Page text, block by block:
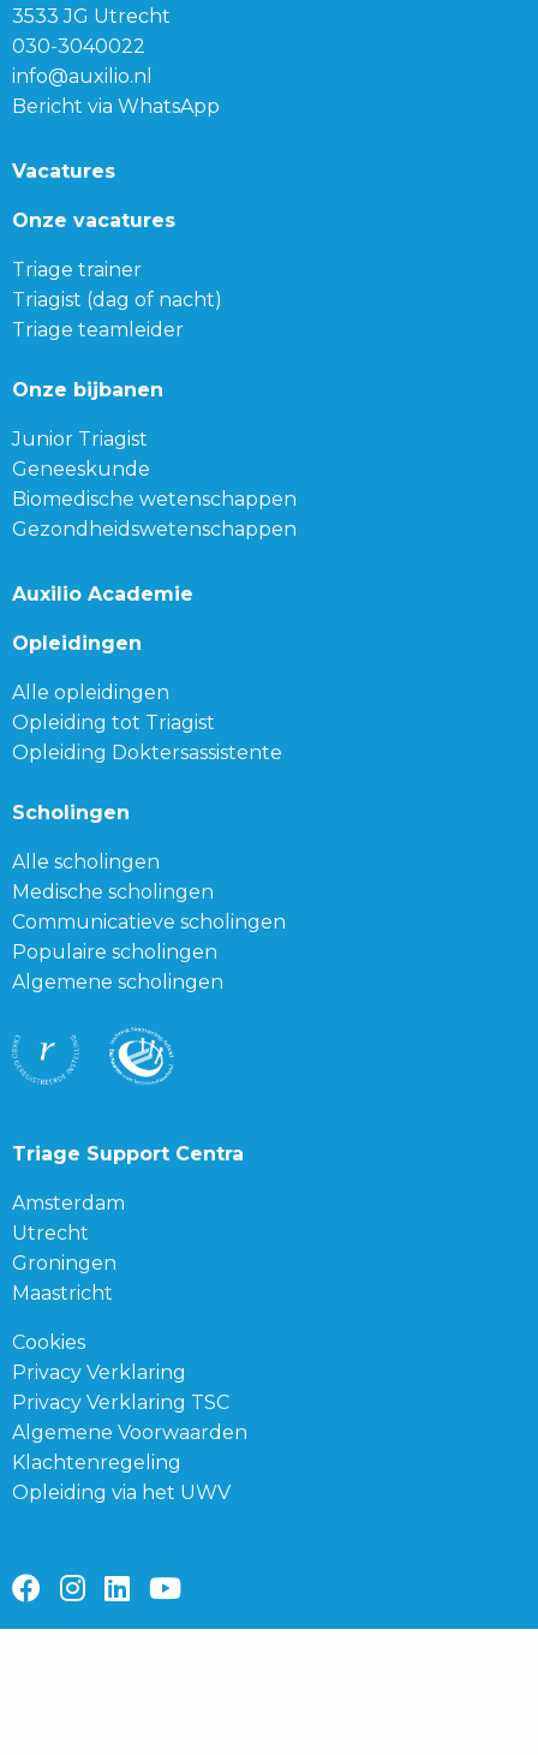
3533 JG Utrecht
030-3040022
info@auxilio.nl
Bericht via WhatsApp
Vacatures
Onze vacatures
Triage trainer
Triagist (dag of nacht)
Triage teamleider
Onze bijbanen
Junior Triagist
Geneeskunde
Biomedische wetenschappen
Gezondheidswetenschappen
Auxilio Academie
Opleidingen
Alle opleidingen
Opleiding tot Triagist
Opleiding Doktersassistente
Scholingen
Alle scholingen
Medische scholingen
Communicatieve scholingen
Populaire scholingen
Algemene scholingen
Triage Support Centra
Amsterdam
Utrecht
Groningen
Maastricht
Cookies
Privacy Verklaring
Privacy Verklaring TSC
Algemene Voorwaarden
Klachtenregeling
Opleiding via het UWV
Ga
naar
Ga
naar
Ga
naar
Ga
naar